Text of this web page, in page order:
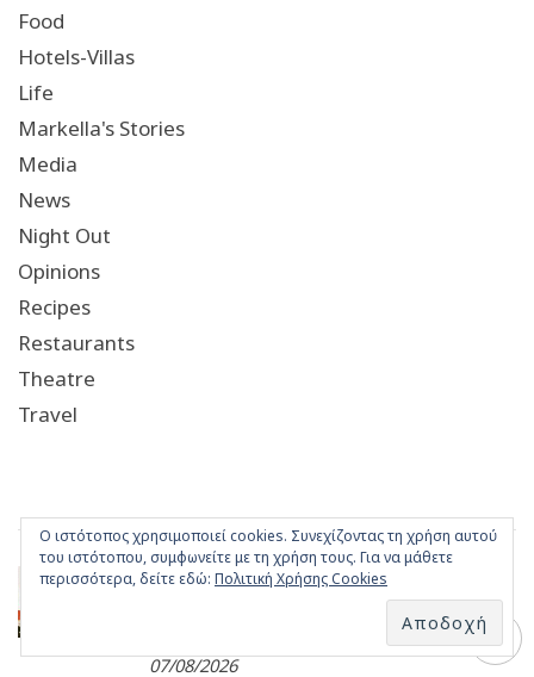
Food
Hotels-Villas
Life
Markella's Stories
Media
News
Night Out
Opinions
Recipes
Restaurants
Theatre
Travel
ΠΡΟΣΦΑΤΑ
Ο Σωκράτης Μάλαμας για δύο
βραδιές στο Κατράκειο Θέατρο
07/08/2026
Ο ιστότοπος χρησιμοποιεί cookies. Συνεχίζοντας τη χρήση αυτού
του ιστότοπου, συμφωνείτε με τη χρήση τους. Για να μάθετε
περισσότερα, δείτε εδώ: Πολιτική Χρήσης Cookies